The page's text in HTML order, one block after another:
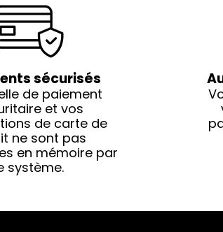
sécurisés
de paiement
et vos
de carte de
ne sont pas
en mémoire par
système.